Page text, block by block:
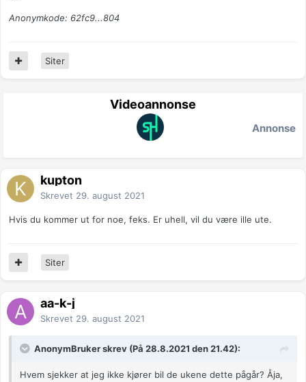
Anonymkode: 62fc9...804
Siter
Videoannonse
Annonse
kupton
Skrevet 29. august 2021
Hvis du kommer ut for noe, feks. Er uhell, vil du være ille ute.
Siter
aa-k-j
Skrevet 29. august 2021
AnonymBruker skrev (På 28.8.2021 den 21.42):
Hvem sjekker at jeg ikke kjører bil de ukene dette pågår? Åja,